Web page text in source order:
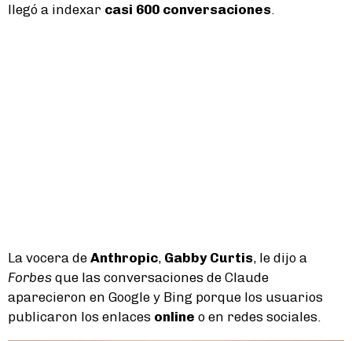
llegó a indexar casi 600 conversaciones
La vocera de Anthropic, Gabby Curtis, le dijo a
Forbes que las conversaciones de Claude
aparecieron en Google y Bing porque los usuarios
publicaron los enlaces online o en redes sociales.